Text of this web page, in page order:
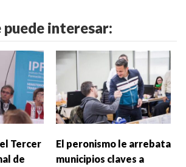
puede interesar:
Tercer
de
El peronismo le arrebata
municipios claves a